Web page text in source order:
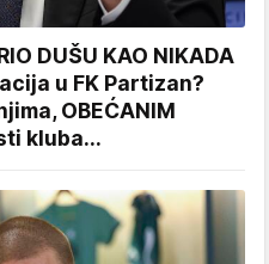
DUŠU KAO NIKADA
u FK Partizan?
OBEĆANIM
kluba...